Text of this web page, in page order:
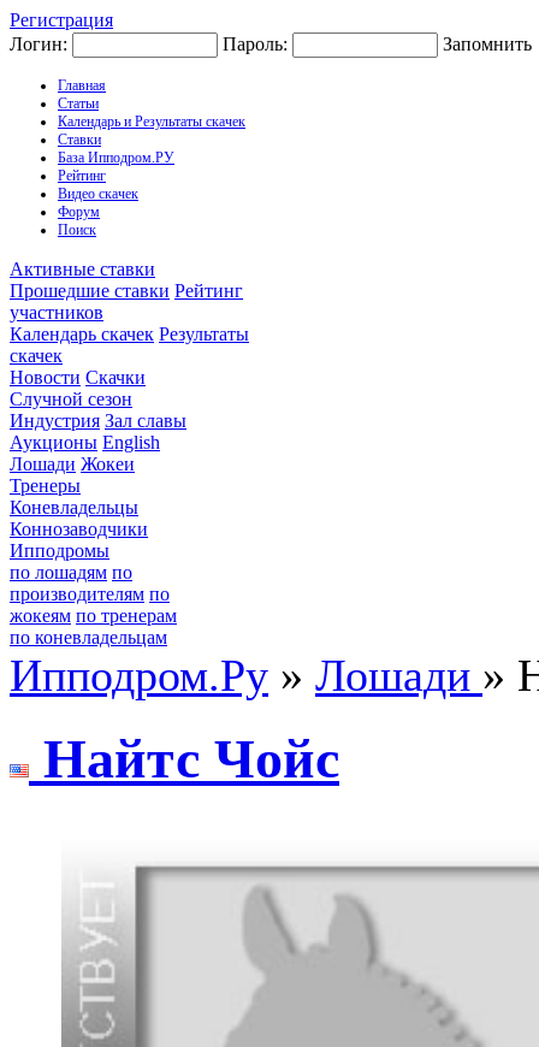
Регистрация
Логин:
Пароль: Запомнить
Главная
Статьи
Календарь и Результаты скачек
Ставки
База Ипподром.РУ
Рейтинг
Видео скачек
Форум
Поиск
Активные ставки
Прошедшие ставки Рейтинг
участников
Календарь скачек Результаты
скачек
Новости Скачки
Случной сезон
Индустрия Зал славы
Аукционы English
Лошади Жокеи
Тренеры
Коневладельцы
Коннозаводчики
Ипподромы
по лошадям по
производителям по
жокеям по тренерам
по коневладельцам
Ипподром.Ру » Лошади »
Нaйтс Чойс